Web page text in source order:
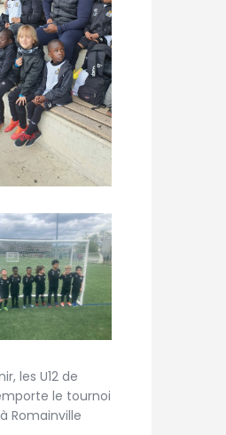
les U12 de
le tournoi
Romainville